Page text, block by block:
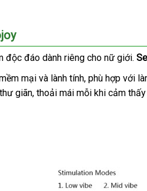
độc đáo dành sản
xuất
riêng cho nữ giới
vụ
.
mại nhập
khẩu
và lành tínhphụ
kiện
, phù hợp nơi
bán
với
giãnđịa
, thoải mái mỗi khi cảm